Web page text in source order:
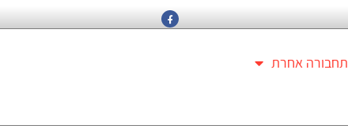
תחבורה אחרת